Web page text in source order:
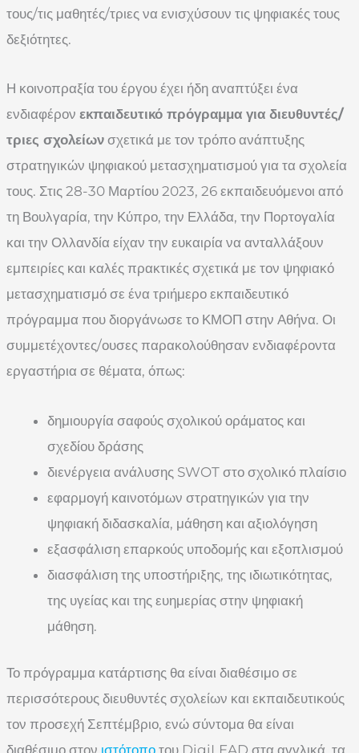
τους/τις μαθητές/τριες να ενισχύσουν τις ψηφιακές τους
δεξιότητες.
Η κοινοπραξία του έργου έχει ήδη αναπτύξει ένα
ενδιαφέρον εκπαιδευτικό πρόγραμμα για διευθυντές/
τριες σχολείων σχετικά με τον τρόπο ανάπτυξης
στρατηγικών ψηφιακού μετασχηματισμού για τα σχολεία
τους. Στις 28-30 Μαρτίου 2023, 26 εκπαιδευόμενοι από
τη Βουλγαρία, την Κύπρο, την Ελλάδα, την Πορτογαλία
και την Ολλανδία είχαν την ευκαιρία να ανταλλάξουν
εμπειρίες και καλές πρακτικές σχετικά με τον ψηφιακό
μετασχηματισμό σε ένα τριήμερο εκπαιδευτικό
πρόγραμμα που διοργάνωσε το ΚΜΟΠ στην Αθήνα. Οι
συμμετέχοντες/ουσες παρακολούθησαν ενδιαφέροντα
εργαστήρια σε θέματα, όπως:
δημιουργία σαφούς σχολικού οράματος και
σχεδίου δράσης
διενέργεια ανάλυσης SWOT στο σχολικό πλαίσιο
εφαρμογή καινοτόμων στρατηγικών για την
ψηφιακή διδασκαλία, μάθηση και αξιολόγηση
εξασφάλιση επαρκούς υποδομής και εξοπλισμού
διασφάλιση της υποστήριξης, της ιδιωτικότητας,
της υγείας και της ευημερίας στην ψηφιακή
μάθηση.
Το πρόγραμμα κατάρτισης θα είναι διαθέσιμο σε
περισσότερους διευθυντές σχολείων και εκπαιδευτικούς
τον προσεχή Σεπτέμβριο, ενώ σύντομα θα είναι
διαθέσιμο στον ιστότοπο του DigiLEAD στα αγγλικά, τα